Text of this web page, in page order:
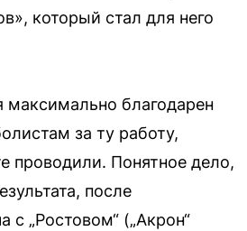
который стал для него
благодарен
за ту работу,
проводили. Понятное дело,
после
с „Ростовом“ („Акрон“